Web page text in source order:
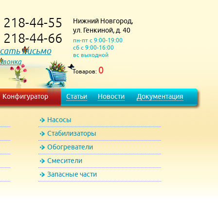
218-44-55
218-44-66
письмо
Нижний Новгород,
ул. Генкиной, д. 40
пн-пт с 9:00-19:00
сб с 9:00-16:00
вс выходной
Товаров: 0
Конфигуратор Статьи Новости Документация
Насосы
Стабилизаторы
Обогреватели
Смесители
Запасные части